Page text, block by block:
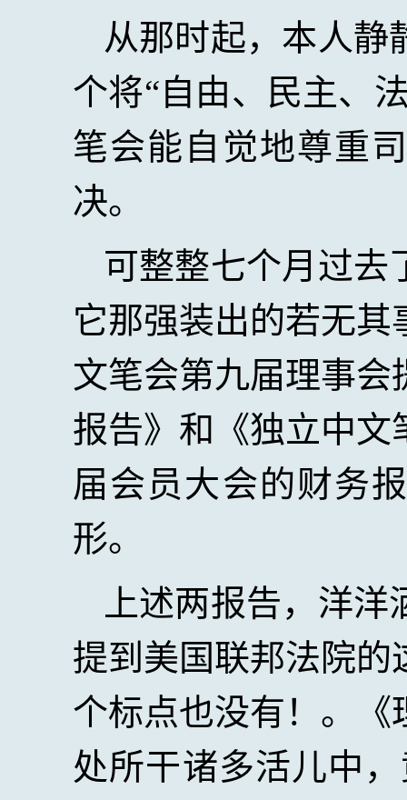
从那时起，本人静
个将“自由、民主、
笔会能自觉地尊重
决。
可整整七个月过去
它那强装出的若无
文笔会第九届理事
报告》和《独立中
届会员大会的财务
形。
上述两报告，洋
提到美国联邦法院
个标点也没有！。
处所干诸多活儿中